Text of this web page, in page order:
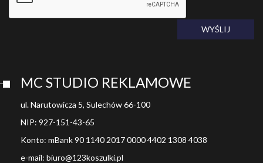
WYŚLIJ
MC STUDIO REKLAMOWE
ul. Narutowicza 5, Sulechów 66-100
NIP: 927-151-43-65
Konto: mBank 90 1140 2017 0000 4402 1308 4038
e-mail: biuro@123koszulki.pl